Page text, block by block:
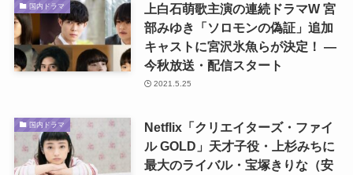
国内ドラマ
上白石萌歌主演の連続ドラマW 宮
部みゆき「ソロモンの偽証」追加
キャストに宮沢氷魚らが決定！ ―
今秋放送・配信スタート
2021.5.25
国内ドラマ
Netflix「クリエイターズ・ファイ
ル GOLD」天才子役・上杉みちに
最大のライバル・宝塚きりな（安